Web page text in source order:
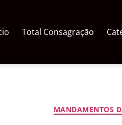
Total Consagração
MANDAMENTOS